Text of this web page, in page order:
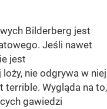
Bilderberg jest
Jeśli nawet
jest
nie odgrywa w niej
terrible. Wygląda na to,
gawiedzi